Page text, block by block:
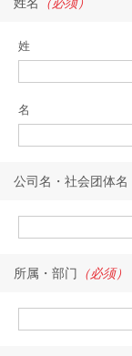
姓
名
公司名・社会团体名
所属・部门 （必须）